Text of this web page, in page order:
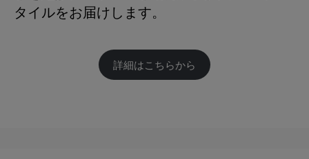
タイルをお届けします。
詳細はこちらから